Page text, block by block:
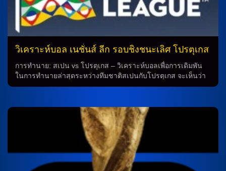
เดนกลาง ร็องดาล โคโล มูอานี่ และคิเลียน เอ็มบัปป้ ในช่วง
เตรียมการของทั้งสองฝ่าย การทำนายผลการแข่งขัน จากความ
เข้าใจในการทำนายฟุตบอล ทีมชาติฝรั่งเศสและเยอรมันจะมีการ
แข่งขันอย่างเต็มที่และมีความสามารถในการทำประตู การ
ทำนายบอลสดในเกมนี้ย่อมเป็นเรื่องที่น่าตื่นเต้นและน่าติดตาม
ใครจะได้ชนะและเข้าชิงอันดับ 3 ของยูโร 2024 ลุ้นเรื่องยากนัก
ดังนั้น การทำนายฟุตบอลระหว่างทีมชาติฝรั่งเศสและเยอรมันใน
การชิงอันดับ 3 ของยูโร 2024 ย่อมเป็นเรื่องที่น่าตื่นเต้นที่สุด
สำหรับทุกคน การเตรียมการและความสำคัญของการทำนาย […]
วิเคราะห์บอล เนชั่นส์ ลีก รอบชิงชนะเลิศ โปรตุเกส
-vs- สเปน
การทำนาย: สเปน vs โปรตุเกส – วิเคราะห์บอลเพื่อการเดิมพัน
ในการทำนายล่าสุดระหว่างทีมชาติสเปนกับโปรตุเกส จะเห็นว่า
ประวัติการพบกันระหว่างทั้งสองทีมมีความน่าสนใจมาก โดย
ในครั้งนี้จะมองว่าโปรตุเกสมีลุ้นที่จะแบ่งแต้มกับสเปน ประวัติการ
พบกัน จากประวัติการพบกันระหว่างสเปนและโปรตุเกส สามารถ
เห็นได้ว่าทั้งสองทีมมีการแข่งขันกันอย่างเข้มข้น โดยมีผลการ
แข่งขันที่เป็นไปได้ทั้งชนะ สมอ และแพ้ ตัวอย่างเช่น ในเกมล่าสุด
สเปนเสมอกับโปรตุเกสด้วยผลลัพธ์ 1-1 โดยทั้งสองทีมมีความ
สามารถใกล้เคียงกัน จึงทำให้การทำนายในเกมครั้งนี้เป็นไปได้ที่
จะมีการแบ่งแต้มกันออกมา การเตรียมการของทั้งสองทีม สำหรับ